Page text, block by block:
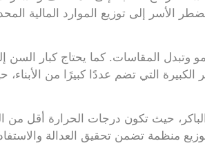
الأسر إلى توزيع الموارد المالية
وتبدل المقاسات. كما يحتاج كبار السن
التي تضم عددًا كبيرًا من
حيث تكون درجات الحرارة أقل من
منظمة تضمن تحقيق العدالة